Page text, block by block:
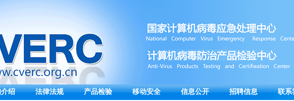
绍 法律法规 产品检验 移动安全 信息公开 招聘信息 联系